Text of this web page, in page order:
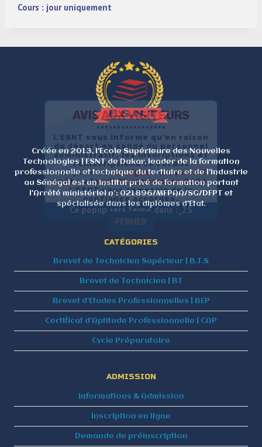
Cours : jour uniquement
Créée en 2013, l'Ecole Supérieure des Nouvelles
Technologies | ESNT de Dakar, leader de la formation
professionnelle et technique du tertiaire et de l'industrie
au Sénégal est un institut privé de formation portant
l'Arrêté ministériel n°: 021896/MFPAA/SG/DFPT et
spécialisée dans les diplômes d'Etat.
CATÉGORIES
Brevet de Technicien Supérieur | B.T.S
Brevet de Technicien | BT
Brevet d’Etudes Professionnelles | BEP
Certificat d’Aptitude Professionnelle | CAP
Cycle Préparatoire
ADMISSION
Informations & Admission
Inscription en ligne
Demande de préinscription
Ce popup sera fermé dans :_ 25
AVIS AUX VISITEURS
*****************
L'ESNT vous informe qu'en raison
du départ en congé du personnel
administratif, les inscriptions et
réinscriptions se feront
uniquementen ligneduLundi 03
aoûtauLundi 21 septembre 2026 .
L'ESNT vous remercie de la
confiance accordée.
FERMER